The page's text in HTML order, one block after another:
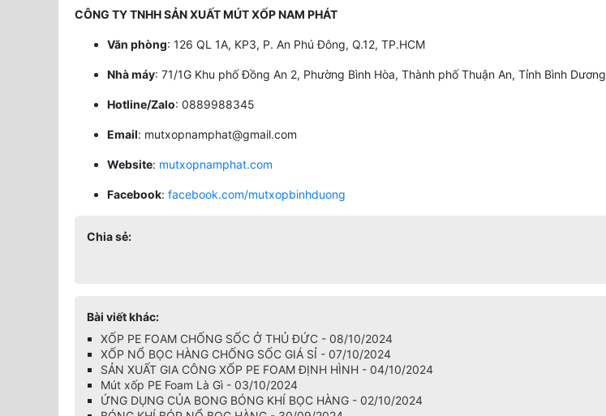
CÔNG TY TNHH SẢN XUẤT MÚT XỐP NAM PHÁT
Văn phòng: 126 QL 1A, KP3, P. An Phú Đông, Q.12, TP.HCM
Nhà máy: 71/1G Khu phố Đồng An 2, Phường Bình Hòa, Thành phố Thuận An, Tỉnh Bình Dương
Hotline/Zalo: 0889988345
Email: mutxopnamphat@gmail.com
Website: mutxopnamphat.com
Facebook: facebook.com/mutxopbinhduong
Chia sẻ:
Bài viết khác:
XỐP PE FOAM CHỐNG SỐC Ở THỦ ĐỨC - 08/10/2024
XỐP NỔ BỌC HÀNG CHỐNG SỐC GIÁ SỈ - 07/10/2024
SẢN XUẤT GIA CÔNG XỐP PE FOAM ĐỊNH HÌNH - 04/10/2024
Mút xốp PE Foam Là Gì - 03/10/2024
ỨNG DỤNG CỦA BONG BÓNG KHÍ BỌC HÀNG - 02/10/2024